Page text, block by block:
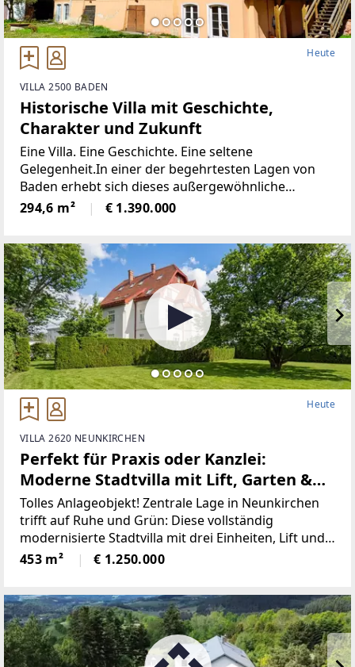
Heute
VILLA 2500 BADEN
Historische Villa mit Geschichte,
Charakter und Zukunft
Eine Villa. Eine Geschichte. Eine seltene
Gelegenheit.In einer der begehrtesten Lagen von
Baden erhebt sich dieses außergewöhnliche
Anwesen wie ein stiller Zeuge großer
Architekturgeschichte. Die
294,6 m² € 1.390.000
Heute
VILLA 2620 NEUNKIRCHEN
Perfekt für Praxis oder Kanzlei:
Moderne Stadtvilla mit Lift, Garten &
Top-Lage
Tolles Anlageobjekt! Zentrale Lage in Neunkirchen
trifft auf Ruhe und Grün: Diese vollständig
modernisierte Stadtvilla mit drei Einheiten, Lift und
großem Garten bietet vielseitige
Nutzungsmöglichkeiten für Wohnen, Arbeiten oder
453 m² € 1.250.000